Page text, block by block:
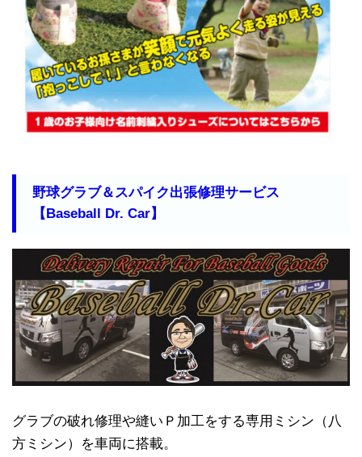
野球グラブ＆スパイク出張修理サービス
【Baseball Dr. Car】
グラブの破れ修理や縫いＰ加工をする専用ミシン（八
方ミシン）を車両に搭載。